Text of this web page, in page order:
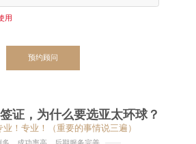
用
预约顾问
证，为什么要选亚太环球？
业！专业！（重要的事情说三遍）